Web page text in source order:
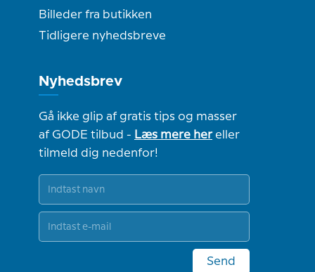
Billeder fra butikken
Tidligere nyhedsbreve
Nyhedsbrev
Gå ikke glip af gratis tips og masser
af GODE tilbud - Læs mere hereller
tilmeld dig nedenfor!
Send